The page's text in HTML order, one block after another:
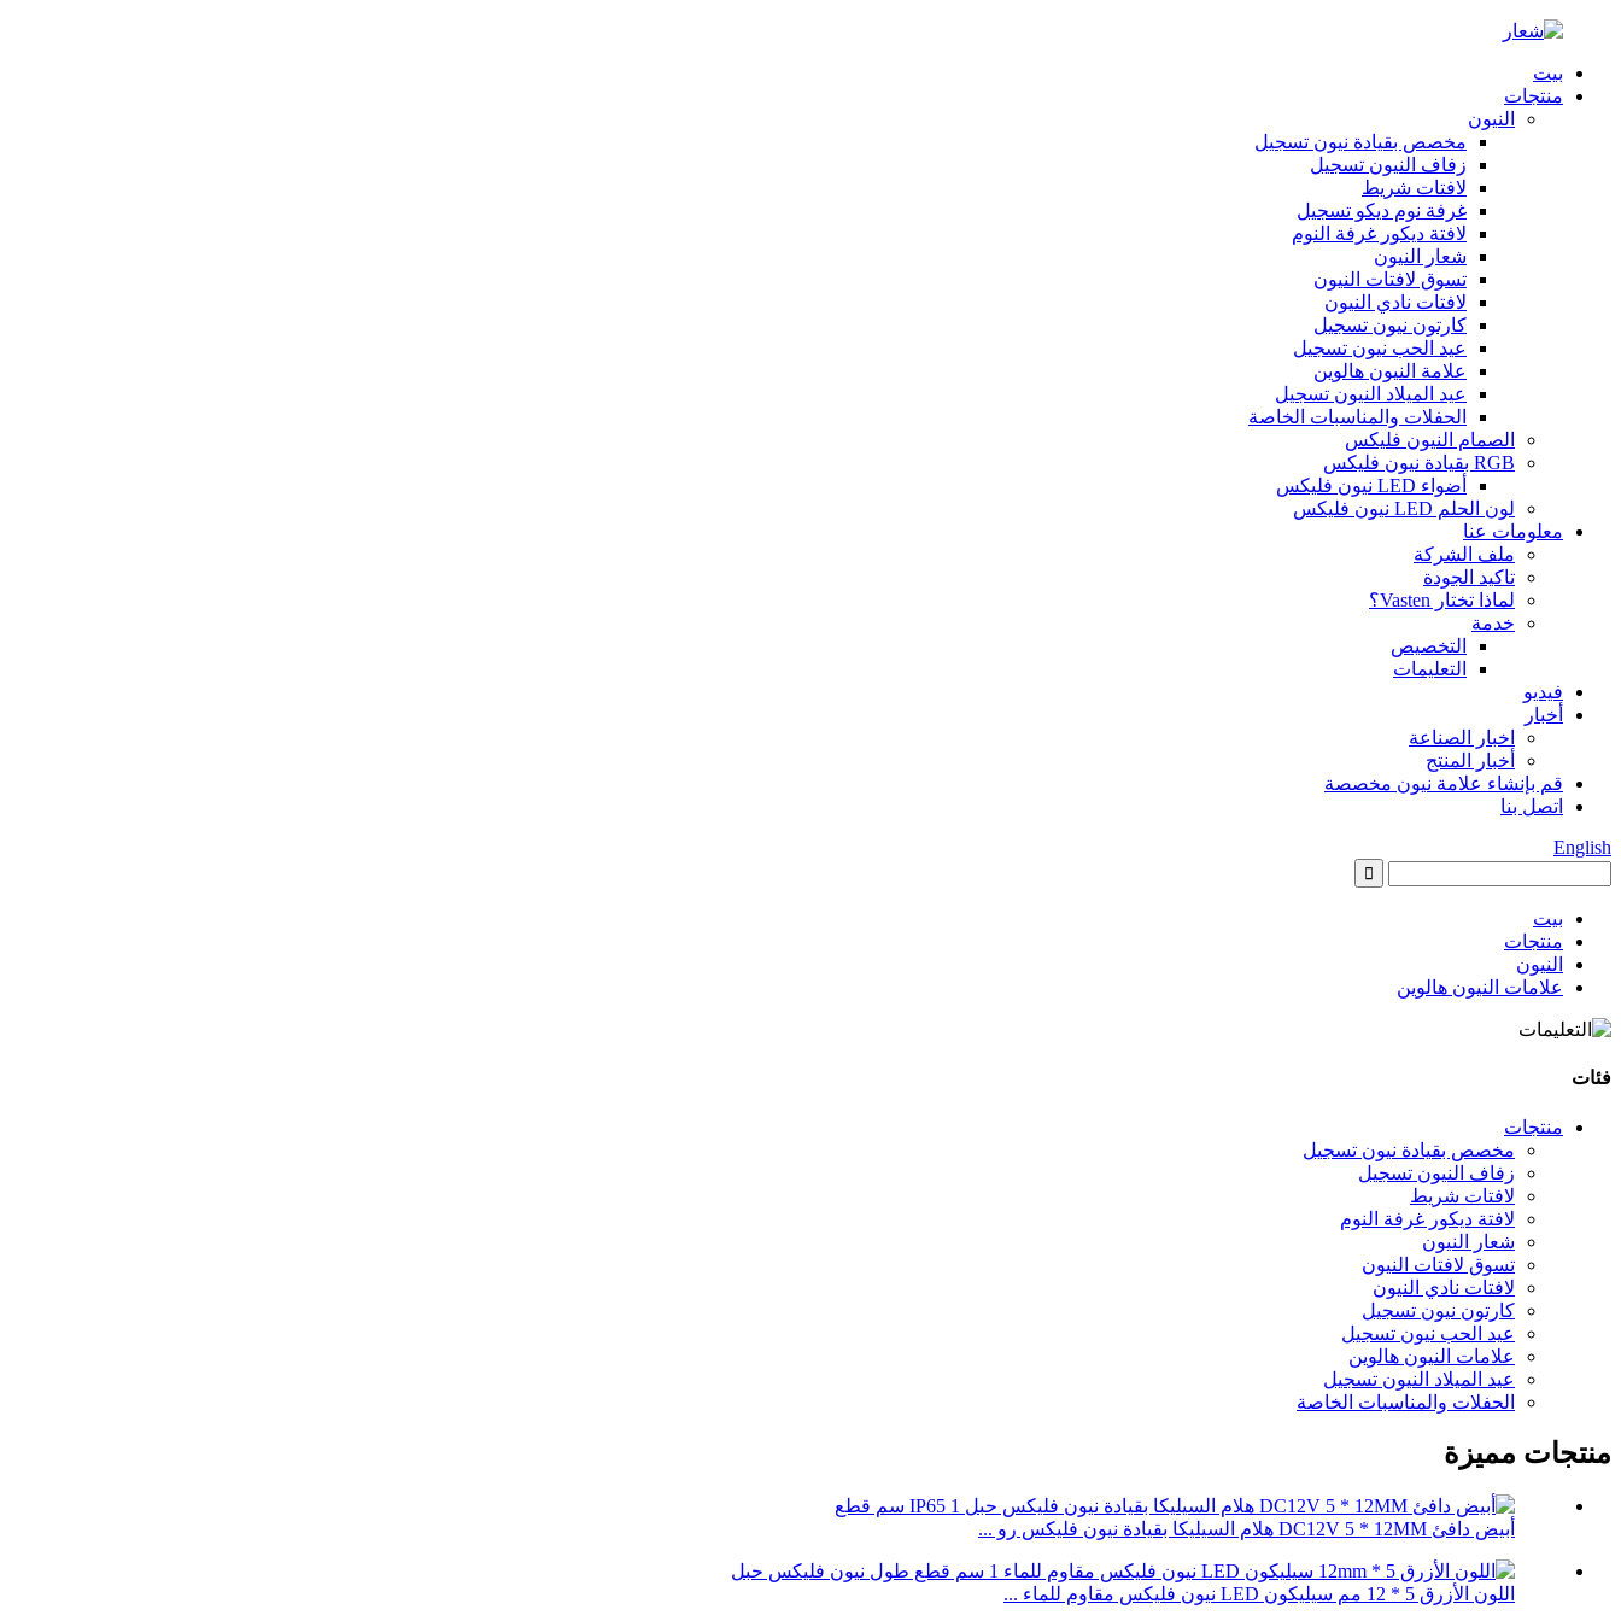
بيت
منتجات
النيون
مخصص بقيادة نيون تسجيل
زفاف النيون تسجيل
لافتات شريط
غرفة نوم ديكو تسجيل
لافتة ديكور غرفة النوم
شعار النيون
تسوق لافتات النيون
لافتات نادي النيون
كارتون نيون تسجيل
عيد الحب نيون تسجيل
علامة النيون هالوين
عيد الميلاد النيون تسجيل
الحفلات والمناسبات الخاصة
الصمام النيون فليكس
RGB بقيادة نيون فليكس
أضواء LED نيون فليكس
لون الحلم LED نيون فليكس
معلومات عنا
ملف الشركة
تاكيد الجودة
لماذا تختار Vasten؟
خدمة
التخصيص
التعليمات
فيديو
أخبار
اخبار الصناعة
أخبار المنتج
قم بإنشاء علامة نيون مخصصة
اتصل بنا
English
بيت
منتجات
النيون
علامات النيون هالوين
فئات
منتجات
مخصص بقيادة نيون تسجيل
زفاف النيون تسجيل
لافتات شريط
لافتة ديكور غرفة النوم
شعار النيون
تسوق لافتات النيون
لافتات نادي النيون
كارتون نيون تسجيل
عيد الحب نيون تسجيل
علامات النيون هالوين
عيد الميلاد النيون تسجيل
الحفلات والمناسبات الخاصة
منتجات مميزة
أبيض دافئ DC12V 5 * 12MM هلام السيليكا بقيادة نيون فليكس رو ...
اللون الأزرق 5 * 12 مم سيليكون LED نيون فليكس مقاوم للماء ...